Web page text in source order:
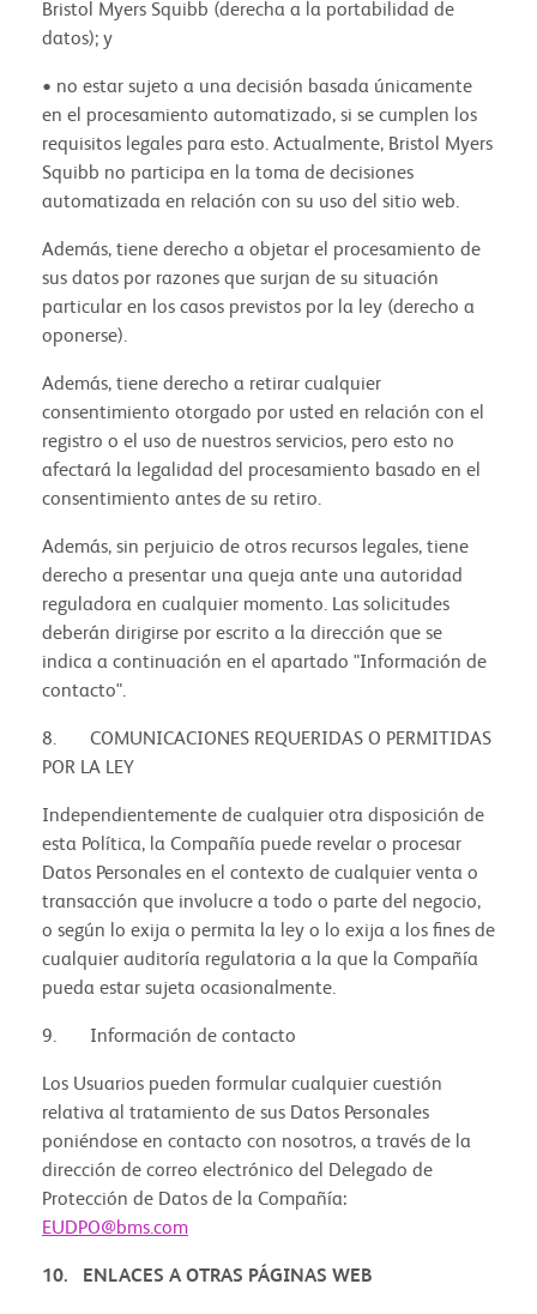
Bristol Myers Squibb (derecha a la portabilidad de
datos); y
• no estar sujeto a una decisión basada únicamente
en el procesamiento automatizado, si se cumplen los
requisitos legales para esto. Actualmente, Bristol Myers
Squibb no participa en la toma de decisiones
automatizada en relación con su uso del sitio web.
Además, tiene derecho a objetar el procesamiento de
sus datos por razones que surjan de su situación
particular en los casos previstos por la ley (derecho a
oponerse).
Además, tiene derecho a retirar cualquier
consentimiento otorgado por usted en relación con el
registro o el uso de nuestros servicios, pero esto no
afectará la legalidad del procesamiento basado en el
consentimiento antes de su retiro.
Además, sin perjuicio de otros recursos legales, tiene
derecho a presentar una queja ante una autoridad
reguladora en cualquier momento. Las solicitudes
deberán dirigirse por escrito a la dirección que se
indica a continuación en el apartado "Información de
contacto".
8. COMUNICACIONES REQUERIDAS O PERMITIDAS
POR LA LEY
Independientemente de cualquier otra disposición de
esta Política, la Compañía puede revelar o procesar
Datos Personales en el contexto de cualquier venta o
transacción que involucre a todo o parte del negocio,
o según lo exija o permita la ley o lo exija a los fines de
cualquier auditoría regulatoria a la que la Compañía
pueda estar sujeta ocasionalmente.
9. Información de contacto
Los Usuarios pueden formular cualquier cuestión
relativa al tratamiento de sus Datos Personales
poniéndose en contacto con nosotros, a través de la
dirección de correo electrónico del Delegado de
Protección de Datos de la Compañía:
EUDPO@bms.com
10. ENLACES A OTRAS PÁGINAS WEB